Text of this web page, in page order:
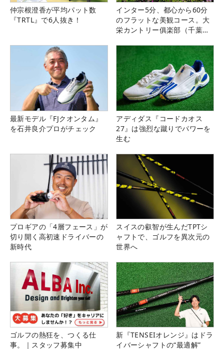
仲宗根澄香が平均パット数
『TRTL』で6人抜き！
インター5分、都心から60分
のフラットな美観コース。大
栄カントリー俱楽部（千葉
最新モデル『FJクオンタム』
を石井良介プロがチェック
アディダス『コードカオス
27』は強烈な蹴りでパワーを
生む
プロギアの「4層フェース」が
切り開く高初速ドライバーの
新時代
スイスの叡智が生んだTPTシ
ャフトで、ゴルフを異次元の
世界へ
ゴルフの熱狂を、つくる仕
事。｜スタッフ募集中
新『TENSEIオレンジ』はドラ
イバーシャフトの“最適解”